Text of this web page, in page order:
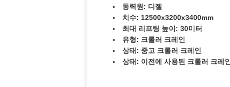
동력원: 디젤
치수: 12500x3200x3400mm
최대 리프팅 높이: 30미터
유형: 크롤러 크레인
상태: 중고 크롤러 크레인
상태: 이전에 사용된 크롤러 크레인